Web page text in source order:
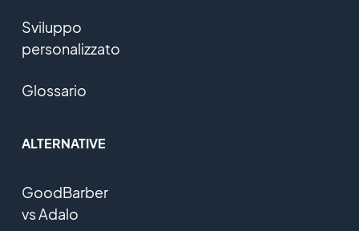
Sviluppo
personalizzato
Glossario
ALTERNATIVE
GoodBarber
vs Adalo